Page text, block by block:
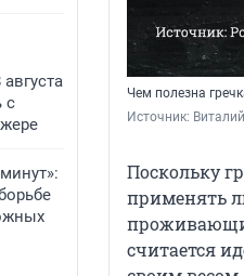
с
Чем полезна
Источник:
Поскольку
применять
считается